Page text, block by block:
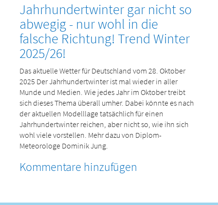
Jahrhundertwinter gar nicht so
abwegig - nur wohl in die
falsche Richtung! Trend Winter
2025/26!
Das aktuelle Wetter für Deutschland vom 28. Oktober
2025 Der Jahrhundertwinter ist mal wieder in aller
Munde und Medien. Wie jedes Jahr im Oktober treibt
sich dieses Thema überall umher. Dabei könnte es nach
der aktuellen Modelllage tatsächlich für einen
Jahrhundertwinter reichen, aber nicht so, wie ihn sich
wohl viele vorstellen. Mehr dazu von Diplom-
Meteorologe Dominik Jung.
Kommentare hinzufügen